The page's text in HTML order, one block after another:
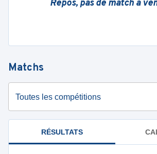
Repos, pas de match à
Matchs
Toutes les compétitions
RÉSULTATS